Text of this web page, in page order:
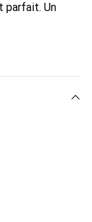
parfait. Un